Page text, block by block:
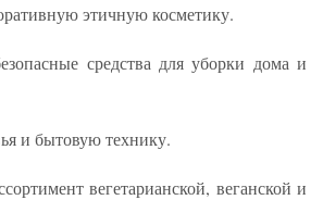
этичную косметику.
средства для уборки дома и
и бытовую технику.
вегетарианской, веганской и